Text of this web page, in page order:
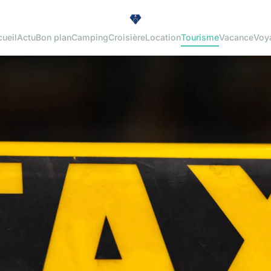
ActuBon planCampingCroisièreLocationTourismeVacance